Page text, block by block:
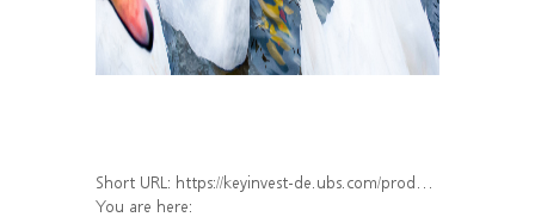
Short URL: https://keyinvest-de.ubs.com/produkt/detail/index/isin/DE000WA32ZU7
You are here: